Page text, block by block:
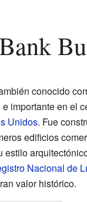
conocido
importante en el
Unidos. Fue
edificios
estilo
Nacional de
valor histórico.